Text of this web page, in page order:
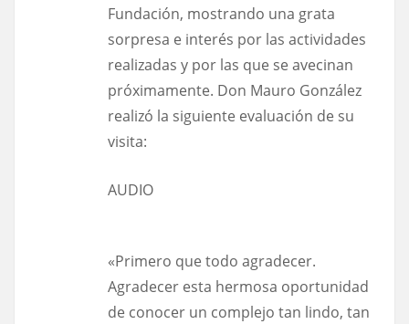
Fundación, mostrando una grata
sorpresa e interés por las actividades
realizadas y por las que se avecinan
próximamente. Don Mauro González
realizó la siguiente evaluación de su
visita:
AUDIO
«Primero que todo agradecer.
Agradecer esta hermosa oportunidad
de conocer un complejo tan lindo, tan